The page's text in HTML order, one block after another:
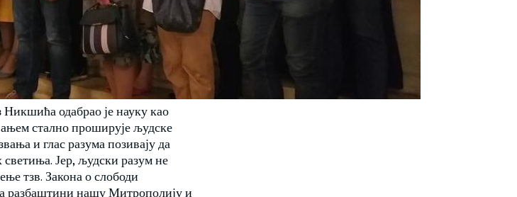
одабрао је науку као
стално проширује људске
и глас разума позивају да
Јер, људски разум не
тзв. Закона о слободи
разбаштини нашу Митрополију и